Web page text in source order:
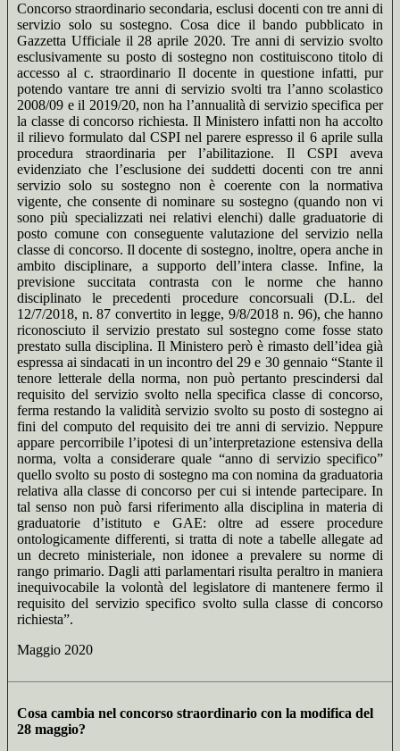
Concorso straordinario secondaria, esclusi docenti con tre anni di
servizio solo su sostegno. Cosa dice il bando pubblicato in
Gazzetta Ufficiale il 28 aprile 2020. Tre anni di servizio svolto
esclusivamente su posto di sostegno non costituiscono titolo di
accesso al c. straordinario Il docente in questione infatti, pur
potendo vantare tre anni di servizio svolti tra l’anno scolastico
2008/09 e il 2019/20, non ha l’annualità di servizio specifica per
la classe di concorso richiesta. Il Ministero infatti non ha accolto
il rilievo formulato dal CSPI nel parere espresso il 6 aprile sulla
procedura straordinaria per l’abilitazione. Il CSPI aveva
evidenziato che l’esclusione dei suddetti docenti con tre anni
servizio solo su sostegno non è coerente con la normativa
vigente, che consente di nominare su sostegno (quando non vi
sono più specializzati nei relativi elenchi) dalle graduatorie di
posto comune con conseguente valutazione del servizio nella
classe di concorso. Il docente di sostegno, inoltre, opera anche in
ambito disciplinare, a supporto dell’intera classe. Infine, la
previsione succitata contrasta con le norme che hanno
disciplinato le precedenti procedure concorsuali (D.L. del
12/7/2018, n. 87 convertito in legge, 9/8/2018 n. 96), che hanno
riconosciuto il servizio prestato sul sostegno come fosse stato
prestato sulla disciplina. Il Ministero però è rimasto dell’idea già
espressa ai sindacati in un incontro del 29 e 30 gennaio “Stante il
tenore letterale della norma, non può pertanto prescindersi dal
requisito del servizio svolto nella specifica classe di concorso,
ferma restando la validità servizio svolto su posto di sostegno ai
fini del computo del requisito dei tre anni di servizio. Neppure
appare percorribile l’ipotesi di un’interpretazione estensiva della
norma, volta a considerare quale “anno di servizio specifico”
quello svolto su posto di sostegno ma con nomina da graduatoria
relativa alla classe di concorso per cui si intende partecipare. In
tal senso non può farsi riferimento alla disciplina in materia di
graduatorie d’istituto e GAE: oltre ad essere procedure
ontologicamente differenti, si tratta di note a tabelle allegate ad
un decreto ministeriale, non idonee a prevalere su norme di
rango primario. Dagli atti parlamentari risulta peraltro in maniera
inequivocabile la volontà del legislatore di mantenere fermo il
requisito del servizio specifico svolto sulla classe di concorso
richiesta”.
Maggio 2020
Cosa cambia nel concorso straordinario con la modifica del
28 maggio?